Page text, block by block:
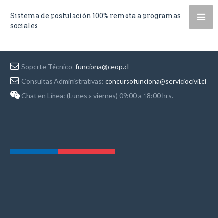
Sistema de postulación 100% remota a programas
sociales
Soporte Técnico: funciona@ceop.cl
Consultas Administrativas: concursofunciona@serviciocivil.cl
Chat en Línea: (Lunes a viernes) 09:00 a 18:00 hrs.